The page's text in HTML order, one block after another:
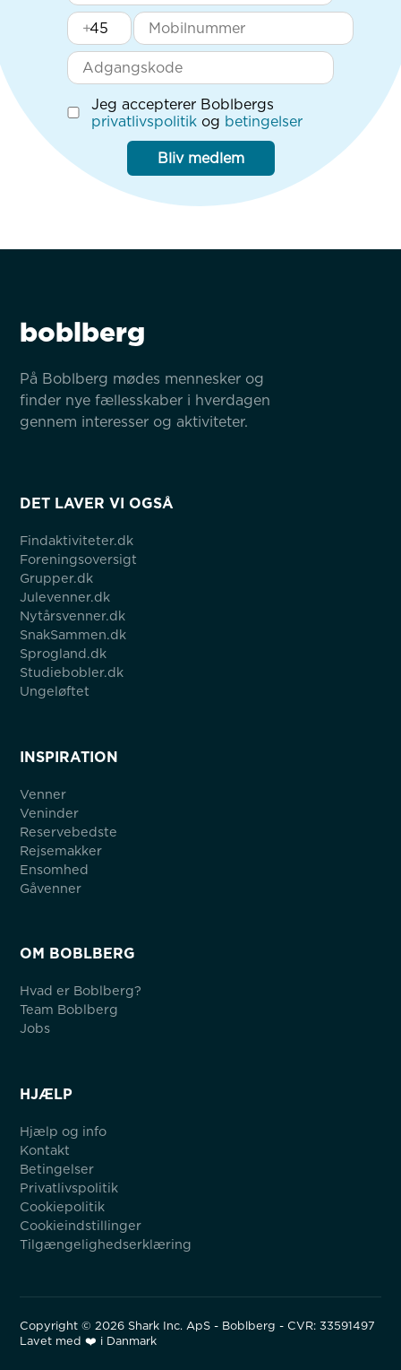
+
Jeg accepterer Boblbergs
privatlivspolitik og betingelser
Bliv medlem
boblberg
På Boblberg mødes mennesker og
finder nye fællesskaber i hverdagen
gennem interesser og aktiviteter.
DET LAVER VI OGSÅ
Findaktiviteter.dk
Foreningsoversigt
Grupper.dk
Julevenner.dk
Nytårsvenner.dk
SnakSammen.dk
Sprogland.dk
Studiebobler.dk
Ungeløftet
INSPIRATION
Venner
Veninder
Reservebedste
Rejsemakker
Ensomhed
Gåvenner
OM BOBLBERG
Hvad er Boblberg?
Team Boblberg
Jobs
HJÆLP
Hjælp og info
Kontakt
Betingelser
Privatlivspolitik
Cookiepolitik
Cookieindstillinger
Tilgængelighedserklæring
Copyright © 2026 Shark Inc. ApS - Boblberg - CVR: 33591497
Lavet med ❤️ i Danmark